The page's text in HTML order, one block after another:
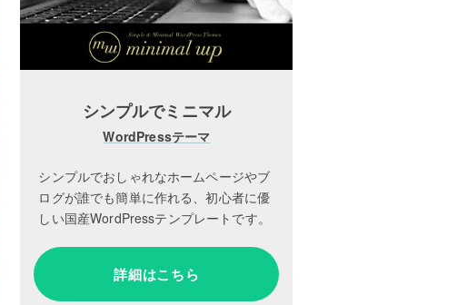
シンプルでミニマル
WordPressテーマ
シンプルでおしゃれなホームページやブ
ログが誰でも簡単に作れる、初心者に優
しい国産WordPressテンプレートです。
詳細はこちら